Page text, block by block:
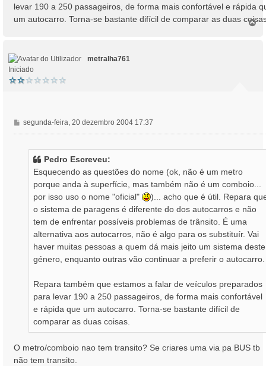
levar 190 a 250 passageiros, de forma mais confortável e rápida
um autocarro. Torna-se bastante difícil de comparar as duas
T
metralha761
Iniciado
M
e
segunda-feira, 20 dezembro 2004 17:37
Pedro Escreveu:
Esquecendo as questões do nome (ok, não é um metro
porque anda à superfície, mas também não é um comboio...
por isso uso o nome "oficial"
)... acho que é útil. Repara
o sistema de paragens é diferente do dos autocarros e não
tem de enfrentar possíveis problemas de trânsito. É uma
alternativa aos autocarros, não é algo para os substituír. Vai
haver muitas pessoas a quem dá mais jeito um sistema deste
género, enquanto outras vão continuar a preferir o autocarro.
Repara também que estamos a falar de veículos preparados
para levar 190 a 250 passageiros, de forma mais confortável
e rápida que um autocarro. Torna-se bastante difícil de
comparar as duas coisas.
O metro/comboio nao tem transito? Se criares uma via pa BUS tb
não tem transito.